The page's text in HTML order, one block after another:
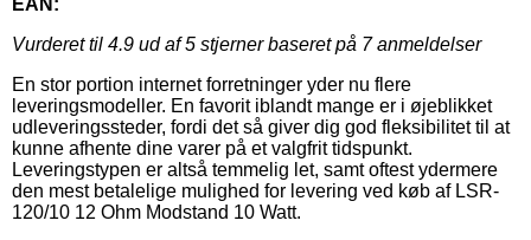
Vurderet til 4.9 ud af 5 stjerner baseret på 7anmeldelser
En stor portion internet forretninger yder nu flere
leveringsmodeller. En favorit iblandt mange er i øjeblikket
udleveringssteder, fordi det så giver dig god fleksibilitet til at
kunne afhente dine varer på et valgfrit tidspunkt.
Leveringstypen er altså temmelig let, samt oftest ydermere
den mest betalelige mulighed for levering ved køb af LSR-
120/10 12 Ohm Modstand 10 Watt.